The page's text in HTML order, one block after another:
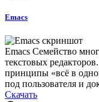
Emacs
Emacs Cемейство
текстовых
принципы «всё в
под пользователя и
Скачать